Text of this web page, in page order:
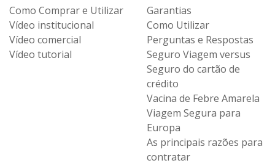
Como Comprar e Utilizar
Vídeo institucional
Vídeo comercial
Vídeo tutorial
Garantias
Como Utilizar
Perguntas e Respostas
Seguro Viagem versus
Seguro do cartão de
crédito
Vacina de Febre Amarela
Viagem Segura para
Europa
As principais razões para
contratar